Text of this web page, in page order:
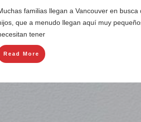
familias llegan a Vancouver en
que a menudo llegan aquí muy
tener
Read More